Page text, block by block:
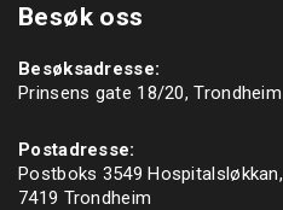
Besøk oss
Besøksadresse:
Prinsens gate 18/20, Trondheim
Postadresse:
Postboks 3549 Hospitalsløkkan,
7419 Trondheim